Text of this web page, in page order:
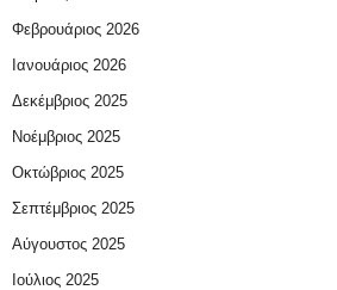
Φεβρουάριος 2026
Ιανουάριος 2026
Δεκέμβριος 2025
Νοέμβριος 2025
Οκτώβριος 2025
Σεπτέμβριος 2025
Αύγουστος 2025
Ιούλιος 2025